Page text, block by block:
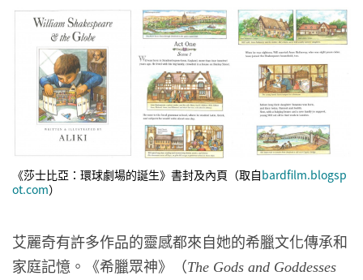
《莎士比亞：環球劇場的誕生》書封及內頁（取自bardfilm.blogsp
ot.com）
艾麗奇有許多作品的靈感都來自她的希臘文化傳承和
家庭記憶。《希臘眾神》（The Gods and Goddesses